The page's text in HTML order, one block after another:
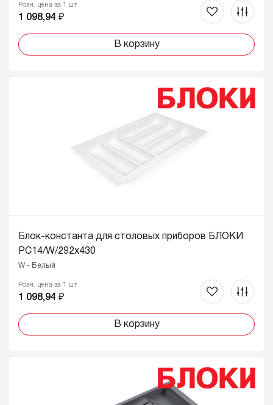
Розн. цена за 1 шт
1 098,94 ₽
В корзину
Блок-константа для столовых приборов БЛОКИ
PC14/W/292x430
W - Белый
Розн. цена за 1 шт
1 098,94 ₽
В корзину